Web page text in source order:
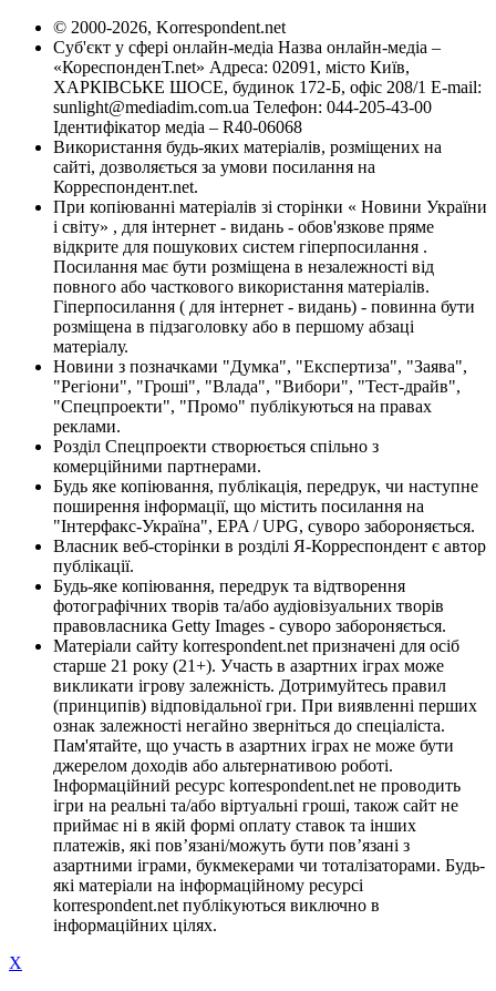
© 2000-2026, Korrespondent.net
Суб'єкт у сфері онлайн-медіа Назва онлайн-медіа –
«КореспонденТ.net» Адреса: 02091, місто Київ,
ХАРКІВСЬКЕ ШОСЕ, будинок 172-Б, офіс 208/1 E-mail:
sunlight@mediadim.com.ua Телефон: 044-205-43-00
Ідентифікатор медіа – R40-06068
Використання будь-яких матеріалів, розміщених на
сайті, дозволяється за умови посилання на
Корреспондент.net.
При копіюванні матеріалів зі сторінки « Новини України
і світу» , для інтернет - видань - обов'язкове пряме
відкрите для пошукових систем гіперпосилання .
Посилання має бути розміщена в незалежності від
повного або часткового використання матеріалів.
Гіперпосилання ( для інтернет - видань) - повинна бути
розміщена в підзаголовку або в першому абзаці
матеріалу.
Новини з позначками "Думка", "Експертиза", "Заява",
"Регіони", "Гроші", "Влада", "Вибори", "Тест-драйв",
"Спецпроекти", "Промо" публікуються на правах
реклами.
Розділ Спецпроекти створюється спільно з
комерційними партнерами.
Будь яке копіювання, публікація, передрук, чи наступне
поширення інформації, що містить посилання на
"Інтерфакс-Україна", EPA / UPG, суворо забороняється.
Власник веб-сторінки в розділі Я-Корреспондент є автор
публікації.
Будь-яке копіювання, передрук та відтворення
фотографічних творів та/або аудіовізуальних творів
правовласника Getty Images - суворо забороняється.
Матеріали сайту korrespondent.net призначені для осіб
старше 21 року (21+). Участь в азартних іграх може
викликати ігрову залежність. Дотримуйтесь правил
(принципів) відповідальної гри. При виявленні перших
ознак залежності негайно зверніться до спеціаліста.
Пам'ятайте, що участь в азартних іграх не може бути
джерелом доходів або альтернативою роботі.
Інформаційний ресурс korrespondent.net не проводить
ігри на реальні та/або віртуальні гроші, також сайт не
приймає ні в якій формі оплату ставок та інших
платежів, які пов’язані/можуть бути пов’язані з
азартними іграми, букмекерами чи тоталізаторами. Будь-
які матеріали на інформаційному ресурсі
korrespondent.net публікуються виключно в
інформаційних цілях.
X